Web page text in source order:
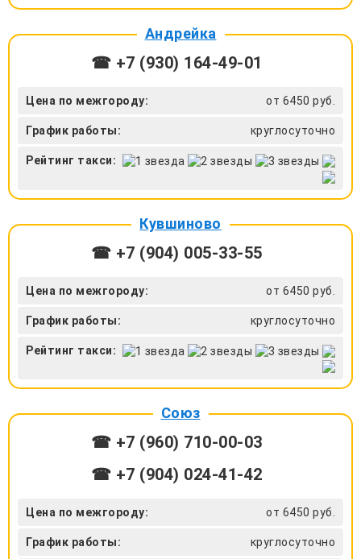
Андрейка
☎ +7 (930) 164-49-01
Цена по межгороду: от 6450 руб.
График работы: круглосуточно
Рейтинг такси:
Кувшиново
☎ +7 (904) 005-33-55
Цена по межгороду: от 6450 руб.
График работы: круглосуточно
Рейтинг такси:
Союз
☎ +7 (960) 710-00-03
☎ +7 (904) 024-41-42
Цена по межгороду: от 6450 руб.
График работы: круглосуточно